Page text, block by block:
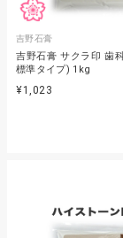
吉野石膏
吉野石膏 サクラ印 歯
標準タイプ) 1kg
¥1,023